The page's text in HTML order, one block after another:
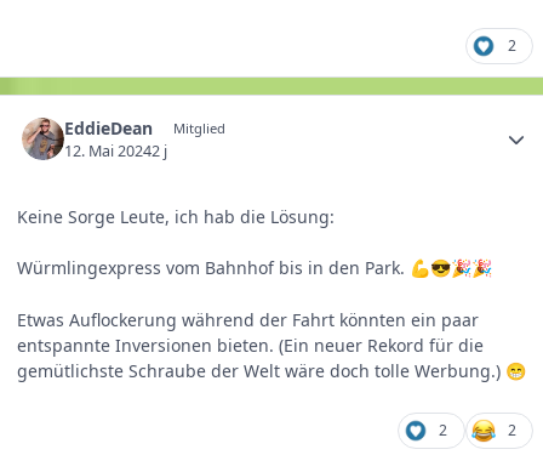
2
EddieDean Mitglied
12. Mai 20242 j
Keine Sorge Leute, ich hab die Lösung:
Würmlingexpress vom Bahnhof bis in den Park. 💪😎🎉🎉
Etwas Auflockerung während der Fahrt könnten ein paar
entspannte Inversionen bieten. (Ein neuer Rekord für die
gemütlichste Schraube der Welt wäre doch tolle Werbung.) 😁
2 2